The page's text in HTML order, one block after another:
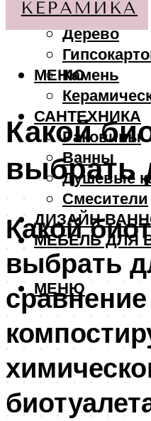
МАТЕРИАЛЫ
Дерево
Камень
САНТЕХНИКА
Раковины
Ванны
Душевые
Смесители
ДИЗАЙН
МЕБЕЛЬ ДЛЯ
МЕНЮ
МЕНЮ
Какой
выбрать
Какой
выбрать